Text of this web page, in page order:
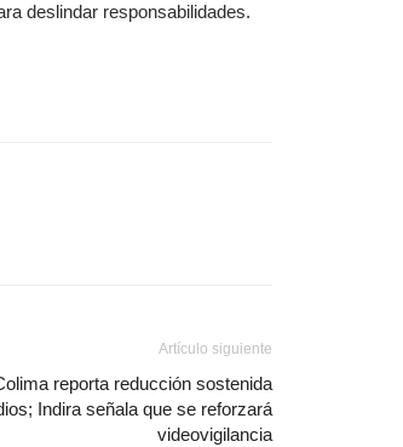
deslindar responsabilidades.
Artículo siguiente
reporta reducción sostenida
Indira señala que se reforzará
videovigilancia